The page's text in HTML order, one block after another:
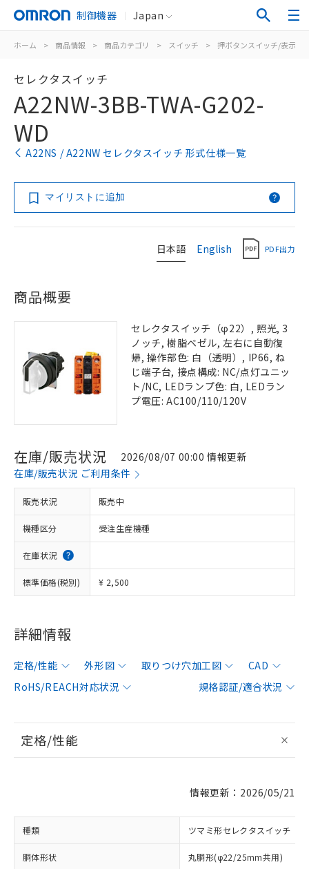
制御機器 Japan
ホーム > 商品情報 > 商品カテゴリ > スイッチ > 押ボタンスイッチ/表示灯
セレクタスイッチ
A22NW-3BB-TWA-G202-
WD
A22NS / A22NW セレクタスイッチ 形式仕様一覧
マイリストに追加
日本語 English PDF出力
商品概要
セレクタスイッチ（φ22）, 照光, 3
ノッチ, 樹脂ベゼル, 左右に自動復
帰, 操作部色: 白（透明）, IP66, ね
じ端子台, 接点構成: NC/点灯ユニッ
ト/NC, LEDランプ色: 白, LEDラン
プ電圧: AC100/110/120V
在庫/販売状況
2026/08/07 00:00 情報更新
在庫/販売状況 ご利用条件
販売状況 販売中
機種区分 受注生産機種
在庫状況
標準価格(税別) ¥ 2,500
詳細情報
定格/性能 外形図 取りつけ穴加工図
CAD
RoHS/REACH対応状況
規格認証/適合状況
定格/性能
情報更新：2026/05/21
種類 ツマミ形セレクタスイッチ
胴体形状 丸胴形(φ22/25mm共用)